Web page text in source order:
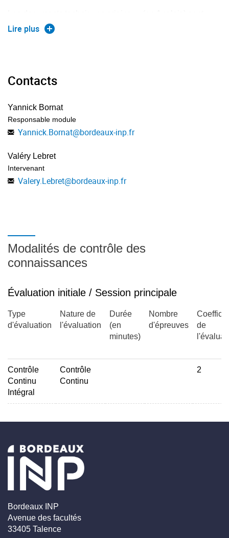
fournis en version papier et electronique
Lire plus
Contacts
Yannick Bornat
Responsable module
Yannick.Bornat@bordeaux-inp.fr
Valéry Lebret
Intervenant
Valery.Lebret@bordeaux-inp.fr
Modalités de contrôle des
connaissances
Évaluation initiale / Session principale
Type
d'évaluation
Nature de
l'évaluation
Durée
(en
minutes)
Nombre
d'épreuves
de
Contrôle
Continu
Intégral
Contrôle
Continu
2
Bordeaux INP
Avenue des facultés
33405 Talence